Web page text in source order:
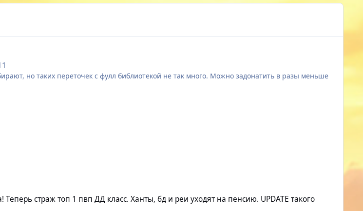
но таких переточек с фулл библиотекой не так много. Можно задонатить в разы меньше
Теперь страж топ 1 пвп ДД класс. Ханты, бд и реи уходят на пенсию. UPDATE такого